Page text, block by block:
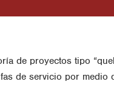
de proyectos tipo
de servicio por medio